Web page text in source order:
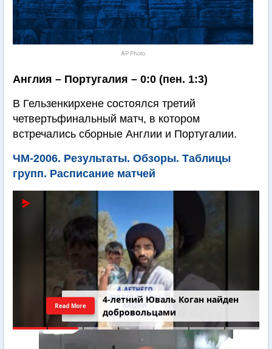
AP Photo
Англия – Португалия – 0:0 (пен. 1:3)
В Гельзенкирхене состоялся третий
четвертьфинальный матч, в котором
встречались сборные Англии и Португалии.
ЧМ-2006. Результаты. Обзоры. Таблицы
групп. Расписание матчей
4-летний Юваль Коган найден
добровольцами
Read More